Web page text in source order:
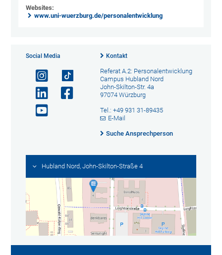
Websites:
www.uni-wuerzburg.de/personalentwicklung
Social Media Kontakt
Referat A.2: Personalentwicklung
Campus Hubland Nord
John-Skilton-Str. 4a
97074 Würzburg
Tel.: +49 931 31-89435
E-Mail
Suche Ansprechperson
Hubland Nord, John-Skilton-Straße 4